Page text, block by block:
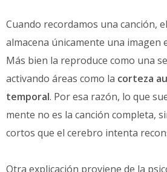
Cuando recordamos una canción,
almacena únicamente una imagen
Más bien la reproduce como una
activando áreas como la corteza
temporal. Por esa razón, lo que
mente no es la canción completa,
cortos que el cerebro intenta
Otra explicación proviene de la